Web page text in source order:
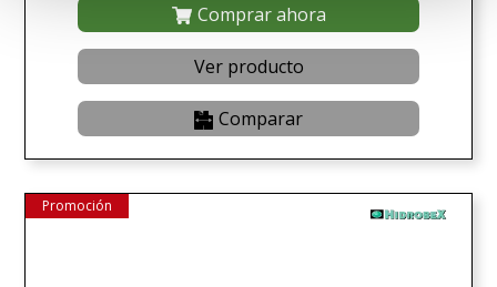
Comprar ahora
Ver producto
Comparar
Promoción